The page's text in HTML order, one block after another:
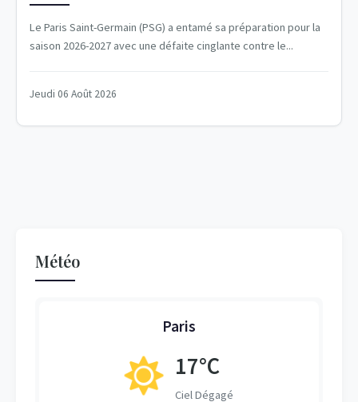
Le Paris Saint-Germain (PSG) a entamé sa préparation pour la
saison 2026-2027 avec une défaite cinglante contre le...
Jeudi 06 Août 2026
Météo
Paris
17°C
Ciel Dégagé